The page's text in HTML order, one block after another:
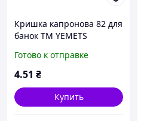
Кришка капронова 82 для
банок ТМ YEMETS
Готово к отправке
4.51 ₴
Купить